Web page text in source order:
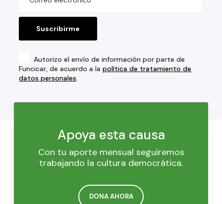
Autorizo el envío de información por parte de
Funcicar, de acuerdo a lapolítica de tratamiento de
datos personales.
Apoya esta causa
Con tu aporte mensual seguiremos
trabajando la cultura democrática.
DONA AHORA